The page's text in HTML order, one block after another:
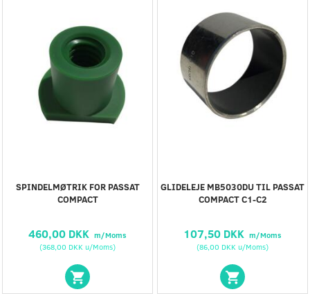
SPINDELMØTRIK FOR PASSAT
COMPACT
460,00 DKK m/Moms
(368,00 DKK u/Moms)
GLIDELEJE MB5030DU TIL PASSAT
COMPACT C1-C2
107,50 DKK m/Moms
(86,00 DKK u/Moms)